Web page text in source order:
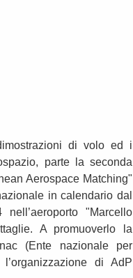
di volo ed i
parte la seconda
Aerospace Matching"
in calendario dal
"Marcello
A promuoverlo la
(Ente nazionale per
di AdP